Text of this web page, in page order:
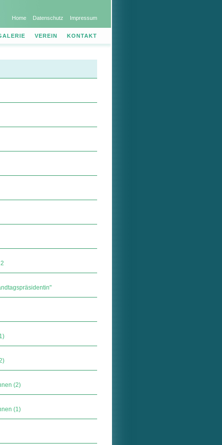
Home Datenschutz Impressum
VEREIN KONTAKT
(2)
(1)